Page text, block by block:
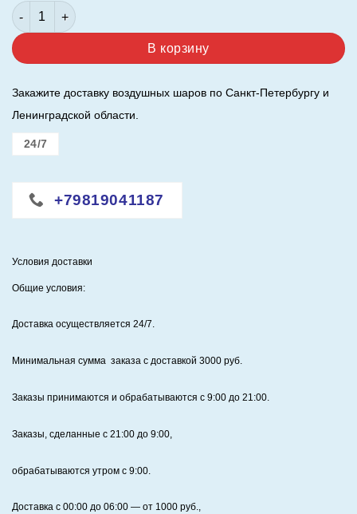
1200,00 ₽.
Количество товара Шар ( 40"/ 102 см. ) Цифра 9. Синий.
В корзину
Закажите доставку воздушных шаров по Санкт-Петербургу и
Ленинградской области.
24/7
+79819041187
Условия доставки
Общие условия:
Доставка осуществляется 24/7.
Минимальная сумма заказа с доставкой 3000 руб.
Заказы принимаются и обрабатываются с 9:00 до 21:00.
Заказы, сделанные с 21:00 до 9:00,
обрабатываются утром с 9:00.
Доставка с 00:00 до 06:00 — от 1000 руб.,